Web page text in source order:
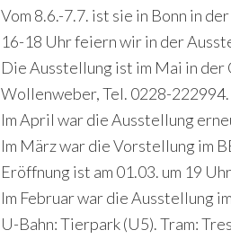
Vom 8.6.-7.7. ist sie in Bonn in
16-18 Uhr feiern wir in der
Die Ausstellung ist im Mai in der
Wollenweber, Tel. 0228-222994.
Im April war die Ausstellung
Im März war die Vorstellung im
Eröffnung ist am 01.03. um 19
Im Februar war die Ausstellung
U-Bahn: Tierpark (U5). Tram: